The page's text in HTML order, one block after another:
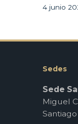
4 junio
Sedes
Sede
Miguel
Santiago